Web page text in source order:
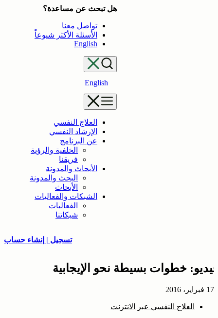
هل تبحث عن مساعدة؟
تواصل معنا
الأسئلة الأكثر شيوعاً
English
English
العلاج النفسي
الإرشاد النفسي
عن البرنامج
الخلفية والرؤية
فريقنا
الأبحاث والمدونة
البحث والمدونة
الأبحاث
الشبكات والفعاليات
الفعاليات
شبكاتنا
تسجيل | إنشاء حساب
فيديو: خطوات بسيطة نحو الإيجابية
17 فبراير، 2016
العلاج النفسي عبر الانترنت